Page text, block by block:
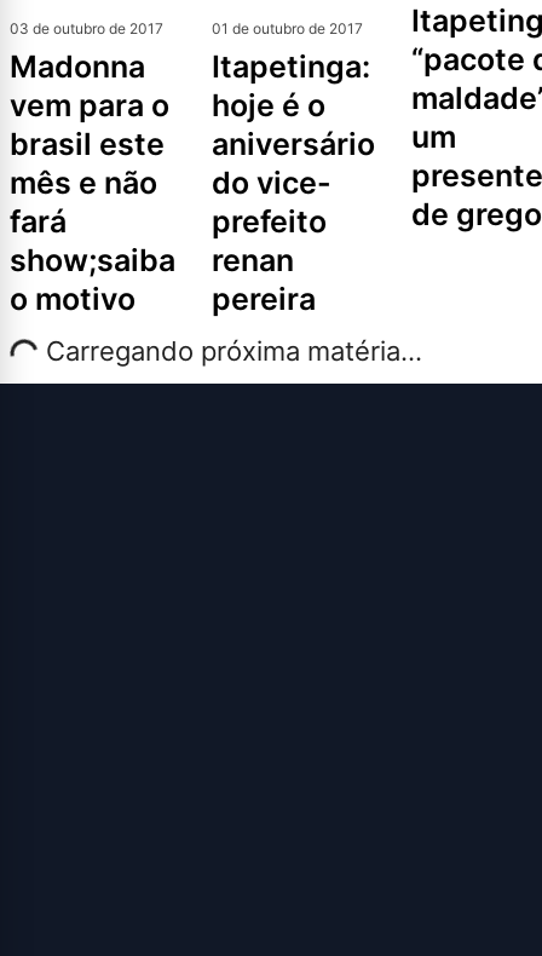
03 de outubro de 2017
madonna
vem para o
brasil este
mês e não
fará
show;saiba
o motivo
01 de outubro de 2017
itapetinga:
hoje é o
aniversário
do vice-
prefeito
renan
pereira
itapetinga:
“pacote
um
presente
de grego
Carregando próxima matéria...